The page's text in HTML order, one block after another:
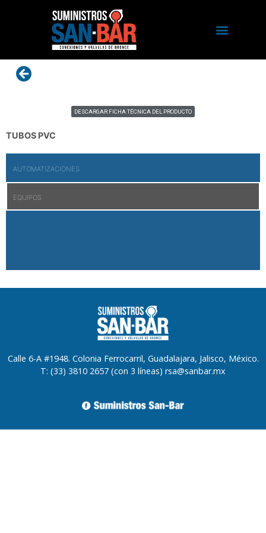
AUTOMATIZACIONES
EQUIPOS
TUBOS PVC
DESCARGAR FICHA TÉCNICA DEL PRODUCTO
Calle 6-A #1948. Colonia Ferrocarril, Guadalajara, Jalisco, México.
T: (33) 3810 2657 (con 3 líneas) rsa@sanbar.mx